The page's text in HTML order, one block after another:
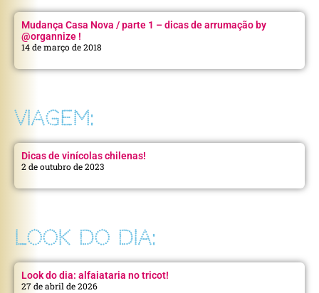
Mudança Casa Nova / parte 1 – dicas de arrumação by
@organnize !
14 de março de 2018
VIAGEM:
Dicas de vinícolas chilenas!
2 de outubro de 2023
LOOK DO DIA:
Look do dia: alfaiataria no tricot!
27 de abril de 2026